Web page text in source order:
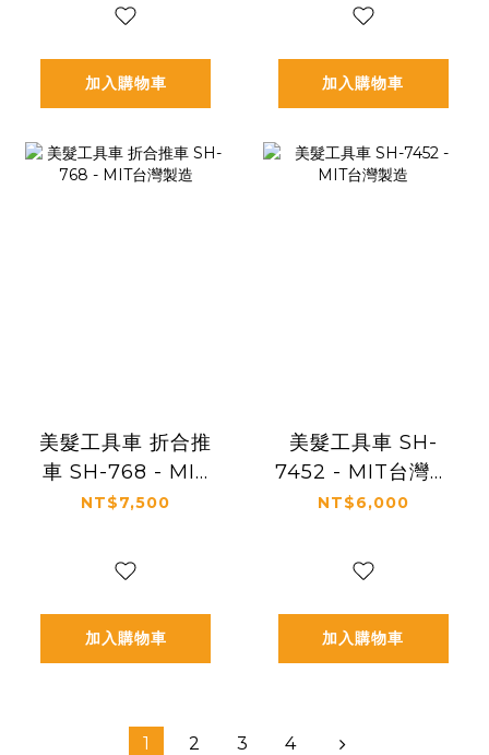
加入購物車 加入購物車
美髮工具車 折合推
車 SH-768 - MIT
台灣製造
NT$7,500
加入購物車
美髮工具車 SH-
7452 - MIT台灣製
造
NT$6,000
加入購物車
1 2 3 4